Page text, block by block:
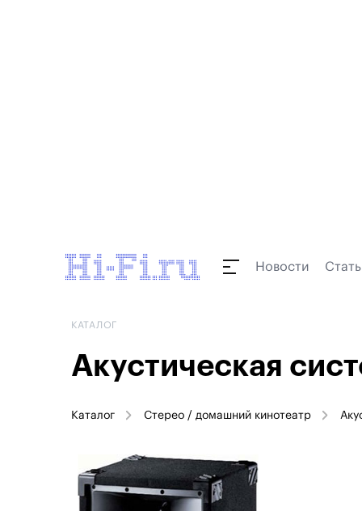
Новости
КАТАЛОГ
Акустическая
Каталог Стерео / домашний кинотеатр